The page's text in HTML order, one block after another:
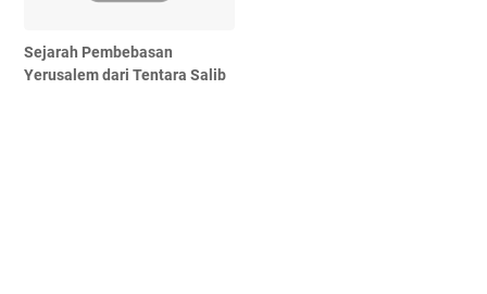
Sejarah Pembebasan
Yerusalem dari Tentara Salib